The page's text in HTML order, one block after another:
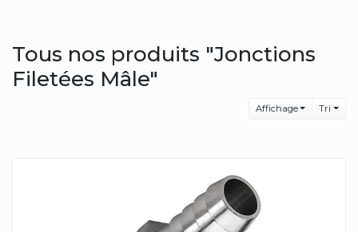
Tous nos produits "Jonctions
Filetées Mâle"
Affichage Tri